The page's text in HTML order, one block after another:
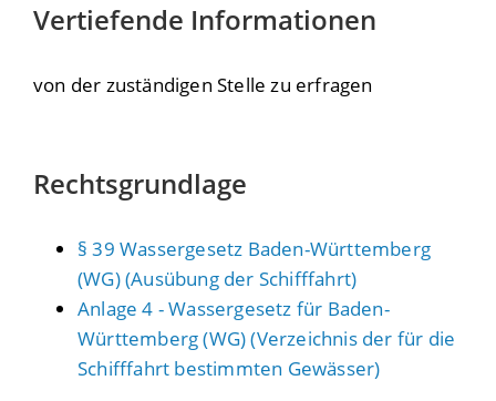
Vertiefende Informationen
von der zuständigen Stelle zu erfragen
Rechtsgrundlage
§ 39 Wassergesetz Baden-Württemberg
(WG) (Ausübung der Schifffahrt)
Anlage 4 - Wassergesetz für Baden-
Württemberg (WG) (Verzeichnis der für die
Schifffahrt bestimmten Gewässer)